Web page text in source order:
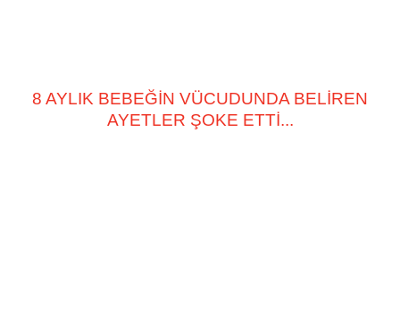
8 AYLIK BEBEĞİN VÜCUDUNDA BELİREN
AYETLER ŞOKE ETTİ...